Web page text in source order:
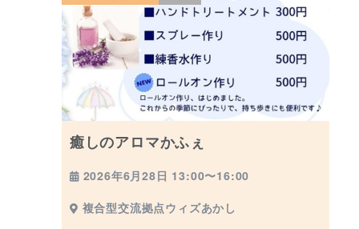
癒しのアロマかふぇ
2026年6月28日 13:00〜16:00
複合型交流拠点ウィズあかし